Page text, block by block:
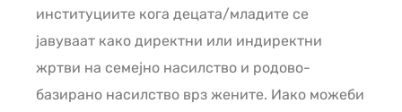
институциите кога децата/младите се
јавуваат како директни или индиректни
жртви на семејно насилство и родово-
базирано насилство врз жените. Иако можеби